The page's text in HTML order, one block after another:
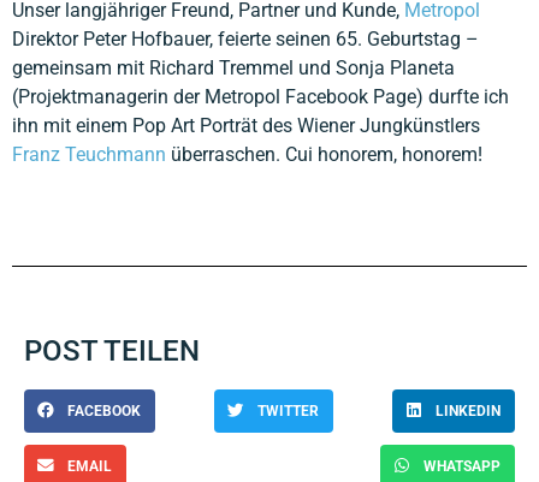
Unser langjähriger Freund, Partner und Kunde, Metropol
Direktor Peter Hofbauer, feierte seinen 65. Geburtstag –
gemeinsam mit Richard Tremmel und Sonja Planeta
(Projektmanagerin der Metropol Facebook Page) durfte ich
ihn mit einem Pop Art Porträt des Wiener Jungkünstlers
Franz Teuchmann überraschen. Cui honorem, honorem!
POST TEILEN
FACEBOOK TWITTER LINKEDIN
EMAIL WHATSAPP